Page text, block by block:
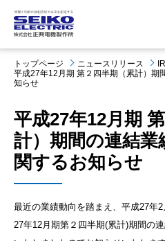
トップページ ニュースリリース
平成27年12月期 第２四半期（累計）期
知らせ
平成27年12月期
計）期間の連結業
関するお知らせ
最近の業績動向を踏まえ、平成27年
27年12月期第２四半期(累計)期間の